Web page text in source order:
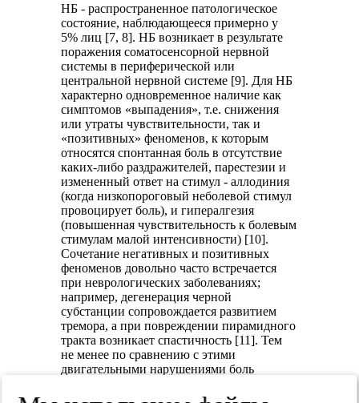
НБ - распространенное патологическое
состояние, наблюдающееся примерно у
5% лиц [7, 8]. НБ возникает в результате
поражения соматосенсорной нервной
системы в периферической или
центральной нервной системе [9]. Для НБ
характерно одновременное наличие как
симптомов «выпадения», т.е. снижения
или утраты чувствительности, так и
«позитивных» феноменов, к которым
относятся спонтанная боль в отсутствие
каких-либо раздражителей, парестезии и
измененный ответ на стимул - аллодиния
(когда низкопороговый неболевой стимул
провоцирует боль), и гипералгезия
(повышенная чувствительность к болевым
стимулам малой интенсивности) [10].
Сочетание негативных и позитивных
феноменов довольно часто встречается
при неврологических заболеваниях;
например, дегенерация черной
субстанции сопровождается развитием
тремора, а при повреждении пирамидного
тракта возникает спастичность [11]. Тем
не менее по сравнению с этими
двигательными нарушениями боль
феноменом, который трудно измерить